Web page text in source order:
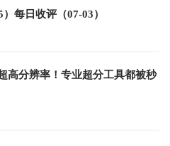
每日收评（07-03）
高分辨率！专业超分工具都被秒